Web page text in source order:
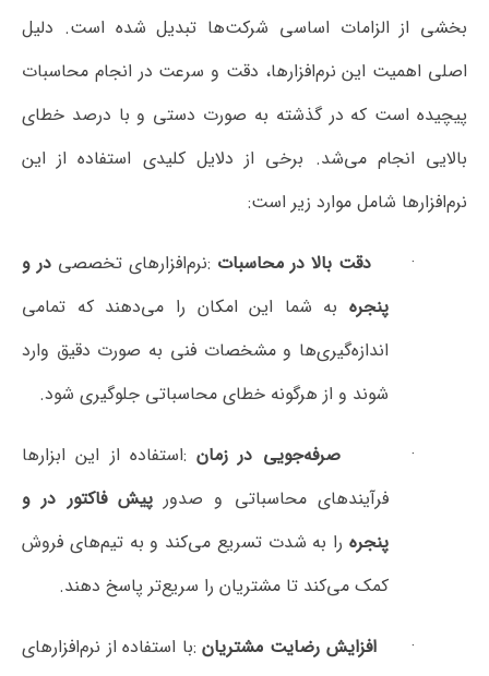
اساسی شرکت‌ها تبدیل شده است. دلیل
این نرم‌افزارها، دقت و سرعت در انجام محاسبات
که در گذشته به صورت دستی و با درصد خطای
می‌شد. برخی از دلایل کلیدی استفاده از این
موارد زیر است :
دقت بالا در محاسبات: نرم‌افزارهای تخصصیدر و
به شما این امکان را می‌دهند که تمامی
اندازه‌گیری‌ها و مشخصات فنی به صورت دقیق وارد
شوند و از هرگونه خطای محاسباتی جلوگیری شود
صرفه‌جویی در زمان:استفاده از این ابزارها
فرآیندهای محاسباتی و صدورپیش فاکتور در و
را به شدت تسریع می‌کند و به تیم‌های فروش
کمک می‌کند تا مشتریان را سریع‌تر پاسخ دهند.
افزایش رضایت مشتریان:با استفاده از نرم‌افزارهای